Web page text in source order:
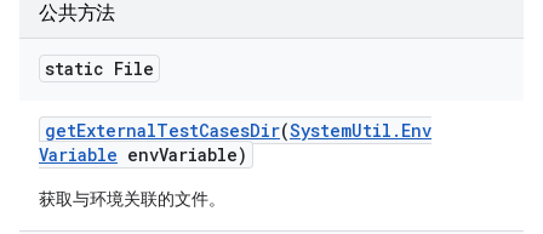
公共方法
static File
getExternalTestCasesDir(SystemUtil . Env
Variable envVariable)
获取与环境关联的文件。